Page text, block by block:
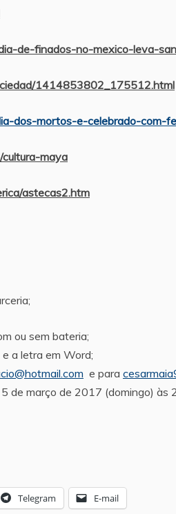
de-finados-no-mexico-leva-
1414853802_175512.html
dos-mortos-e-celebrado-com-
maya
astecas2.htm
ou sem bateria;
a letra em Word;
e para
de março de 2017 (domingo) às
Telegram E-mail